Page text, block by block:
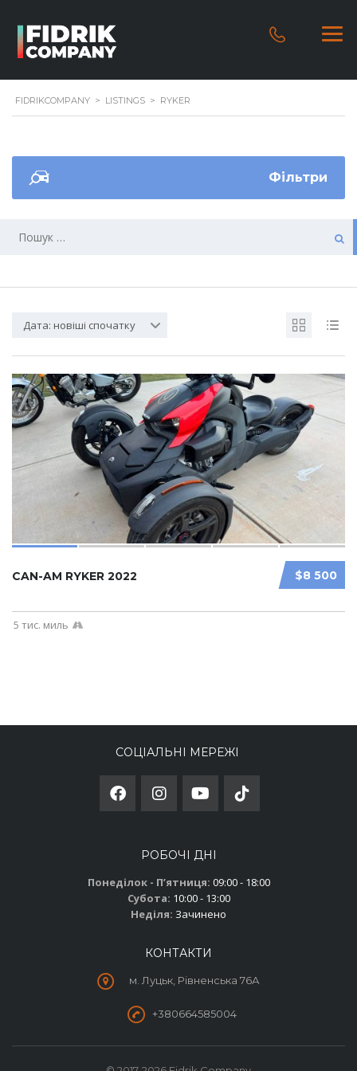
FIDRIKCOMPANY > LISTINGS > RYKER
Фільтри
Дата: новіші спочатку
$8 500
CAN-AM RYKER 2022
5 тис. миль
СОЦІАЛЬНІ МЕРЕЖІ
РОБОЧІ ДНІ
Понеділок - Пʼятниця: 09:00 - 18:00
Субота: 10:00 - 13:00
Неділя: Зачинено
КОНТАКТИ
м. Луцьк, Рівненська 76А
+380664585004